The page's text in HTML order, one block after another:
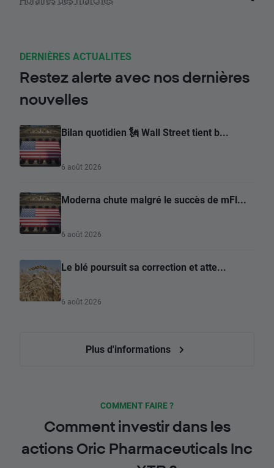
DERNIÈRES ACTUALITES
Restez alerte avec nos dernières
nouvelles
Bilan quotidien 🗽 Wall Street tient b...
6 août 2026
Moderna chute malgré le succès de mFl...
6 août 2026
Le blé poursuit sa correction et atte...
6 août 2026
Plus d'informations
COMMENT FAIRE ?
Comment investir dans les
actions Oric Pharmaceuticals Inc